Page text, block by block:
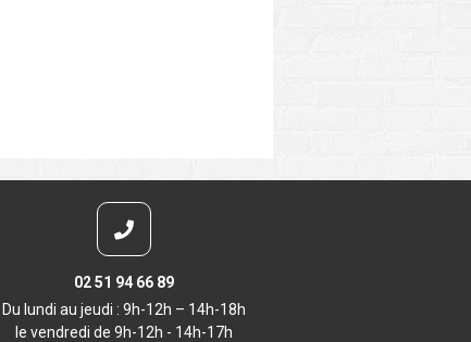
02 51 94 66 89
Du lundi au jeudi : 9h-12h – 14h-18h
le vendredi de 9h-12h - 14h-17h